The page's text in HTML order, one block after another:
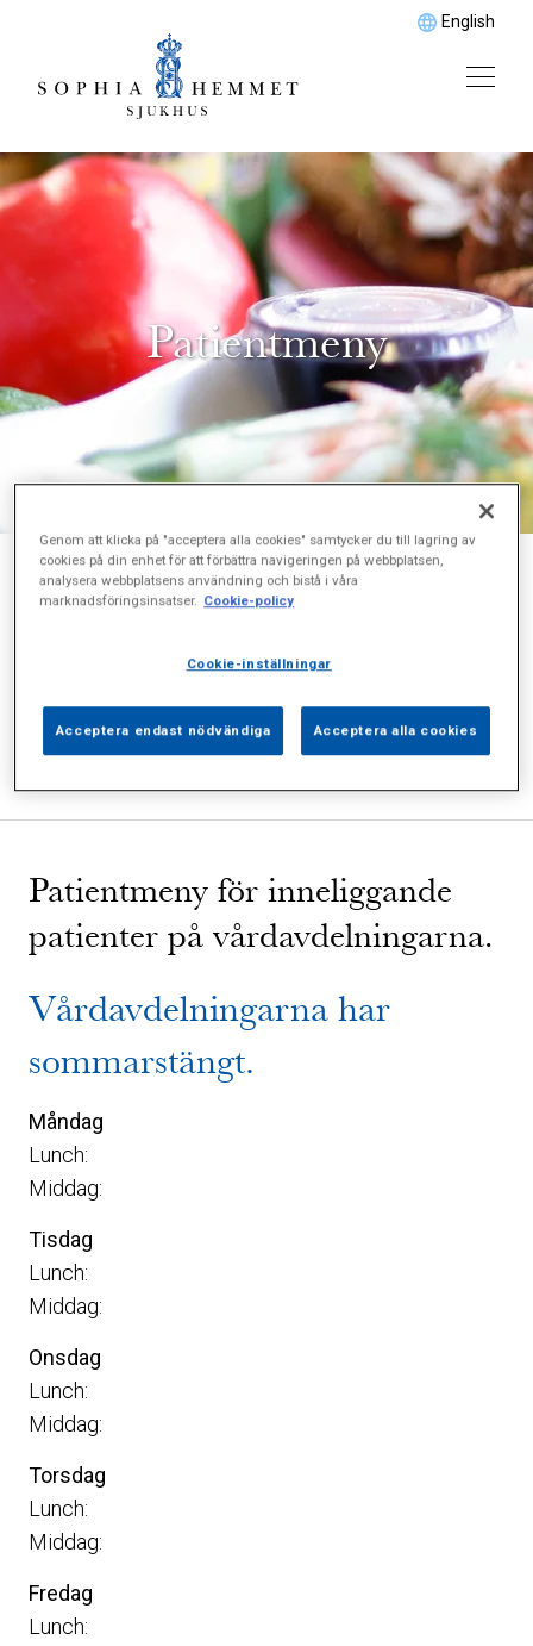
English
Patientmeny
Välkommen till Sophiahemmet Sjukhus!
Bra att veta
Patientmeny för inneliggande
patienter på vårdavdelningarna.
Vårdavdelningarna har
sommarstängt.
Måndag
Lunch:
Middag:
Tisdag
Lunch:
Middag:
Onsdag
Lunch:
Middag:
Torsdag
Lunch:
Middag:
Fredag
Lunch:
Genom att klicka på "acceptera alla cookies" samtycker du till lagring av
cookies på din enhet för att förbättra navigeringen på webbplatsen,
analysera webbplatsens användning och bistå i våra
marknadsföringsinsatser. Cookie-policy
Cookie-inställningar
Acceptera endast nödvändiga Acceptera alla cookies